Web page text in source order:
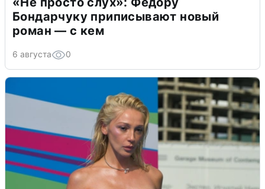
Бондарчуку приписывают новый
роман — с кем
6 августа 0